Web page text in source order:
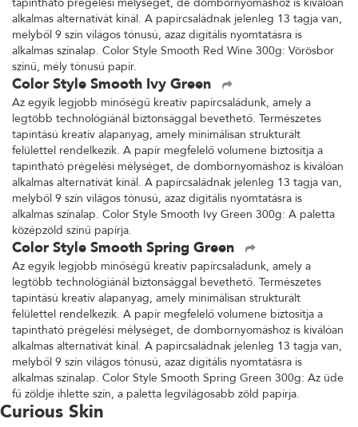
alkalmas alternatívát kínál. A papírcsaládnak jelenleg 13 tagja van,
melyből 9 szín világos tónusú, azaz digitális nyomtatásra is
alkalmas színalap. Color Style Smooth Red Wine 300g: Vörösbor
színű, mély tónusú papír.
Color Style Smooth Ivy Green
Az egyik legjobb minőségű kreatív papírcsaládunk, amely a
legtöbb technológiánál biztonsággal bevethető. Természetes
tapintású kreatív alapanyag, amely minimálisan strukturált
felülettel rendelkezik. A papír megfelelő volumene biztosítja a
tapintható prégelési mélységet, de dombornyomáshoz is kiválóan
alkalmas alternatívát kínál. A papírcsaládnak jelenleg 13 tagja van,
melyből 9 szín világos tónusú, azaz digitális nyomtatásra is
alkalmas színalap. Color Style Smooth Ivy Green 300g: A paletta
középzöld színű papírja.
Color Style Smooth Spring Green
Az egyik legjobb minőségű kreatív papírcsaládunk, amely a
legtöbb technológiánál biztonsággal bevethető. Természetes
tapintású kreatív alapanyag, amely minimálisan strukturált
felülettel rendelkezik. A papír megfelelő volumene biztosítja a
tapintható prégelési mélységet, de dombornyomáshoz is kiválóan
alkalmas alternatívát kínál. A papírcsaládnak jelenleg 13 tagja van,
melyből 9 szín világos tónusú, azaz digitális nyomtatásra is
alkalmas színalap. Color Style Smooth Spring Green 300g: Az üde
fű zöldje ihlette szín, a paletta legvilágosabb zöld papírja.
Curious Skin